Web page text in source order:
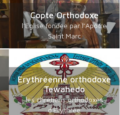
Copte Orthodoxe
l’Eglise fondée par l’Apôtre
Saint Marc
Erythréenne orthodoxe
Tewahedo
les chrétiens orthodoxes
d'Erythrée